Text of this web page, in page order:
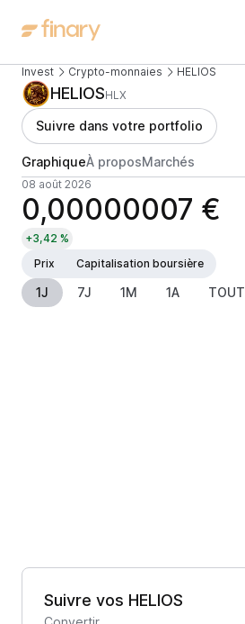
Invest Crypto-monnaies HELIOS
HELIOSHLX
Suivre dans votre portfolio
GraphiqueÀ proposMarchés
08 août 2026
0,00000007 €
+3,42 %
Prix
Capitalisation boursière
1J 7J 1M 1A TOUT
Suivre vos HELIOS